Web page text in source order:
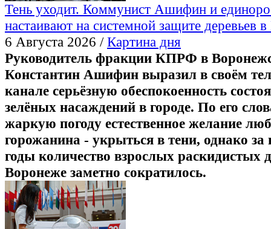
Тень уходит. Коммунист Ашифин и
настаивают на системной защите деревьев
6 Августа 2026 /Картина дня
Руководитель фракции КПРФ в
Константин Ашифин выразил в своём
канале серьёзную обеспокоенность
зелёных насаждений в городе. По его
жаркую погоду естественное желание
горожанина - укрыться в тени, однако за
годы количество взрослых раскидистых
Воронеже заметно сократилось.